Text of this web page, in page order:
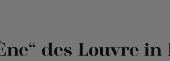
des Louvre in